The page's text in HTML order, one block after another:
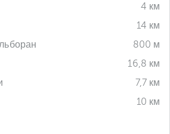
4 км
14 км
800 м
16,8 км
7,7 км
10 км